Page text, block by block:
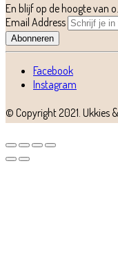
En blijf op de hoogte van
Email Address
Abonneren
Facebook
Instagram
© Copyright 2021. Ukkies